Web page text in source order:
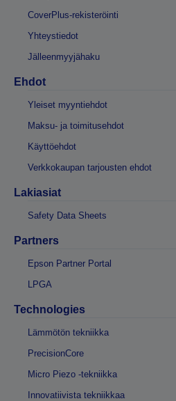
CoverPlus-rekisteröinti
Yhteystiedot
Jälleenmyyjähaku
Ehdot
Yleiset myyntiehdot
Maksu- ja toimitusehdot
Käyttöehdot
Verkkokaupan tarjousten ehdot
Lakiasiat
Safety Data Sheets
Partners
Epson Partner Portal
LPGA
Technologies
Lämmötön tekniikka
PrecisionCore
Micro Piezo -tekniikka
Innovatiivista tekniikkaa